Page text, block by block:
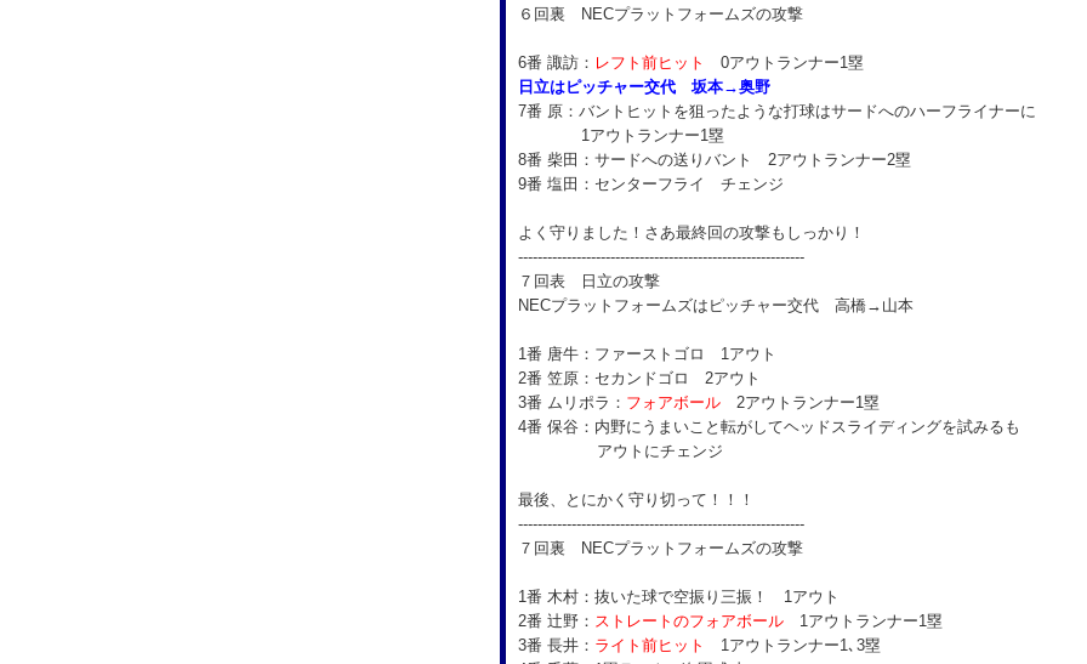
６回裏 NECプラットフォームズの攻撃
6番 諏訪： レフト前ヒット
0アウトランナー1塁
日立はピッチャー交代 坂本→奥野
7番 原：バントヒットを狙ったような打球はサードへのハーフライナーに
1アウトランナー1塁
8番 柴田：サードへの送りバント 2アウトランナー2塁
9番 塩田：センターフライ チェンジ
よく守りました！さあ最終回の攻撃もしっかり！
-----------------------------------------------------------
７回表 日立の攻撃
NECプラットフォームズはピッチャー交代 高橋→山本
1番 唐牛：ファーストゴロ 1アウト
2番 笠原：セカンドゴロ 2アウト
3番 ムリポラ： フォアボール 2アウトランナー1塁
4番 保谷：内野にうまいこと転がしてヘッドスライディングを試みるも
アウトにチェンジ
最後、とにかく守り切って！！！
-----------------------------------------------------------
７回裏 NECプラットフォームズの攻撃
1番 木村：抜いた球で空振り三振！ 1アウト
2番 辻野： ストレートのフォアボール 1アウトランナー1塁
3番 長井： ライト前ヒット
1アウトランナー1､3塁